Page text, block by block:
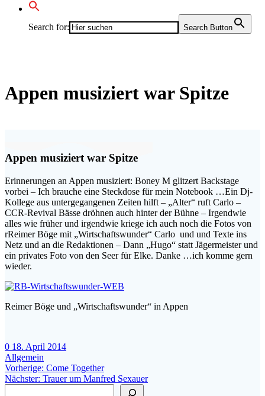
Search for: Search Button
Appen musiziert war Spitze
Appen musiziert war Spitze
Erinnerungen an Appen musiziert: Boney M glitzert Backstage
vorbei – Ich brauche eine Steckdose für mein Notebook …Ein Dj-
Kollege aus untergegangenen Zeiten hilft – „Alter“ ruft Carlo –
CCR-Revival Bässe dröhnen auch hinter der Bühne – Irgendwie
alles wie früher und irgendwie kriege ich auch noch die Fotos von
rReimer Böge mit „Wirtschaftswunder“ Carlo und und Texte ins
Netz und an die Redaktionen – Dann „Hugo“ statt Jägermeister und
ein privates Foto von den Seer für Elke. Danke …ich komme gern
wieder.
Reimer Böge und „Wirtschaftswunder“ in Appen
0 18. April 2014
Allgemein
Beitragsnavigation
Vorherige: Vorheriger
Beitrag:
Come Together
Nächster: Nächster
Trauer um Manfred Sexauer